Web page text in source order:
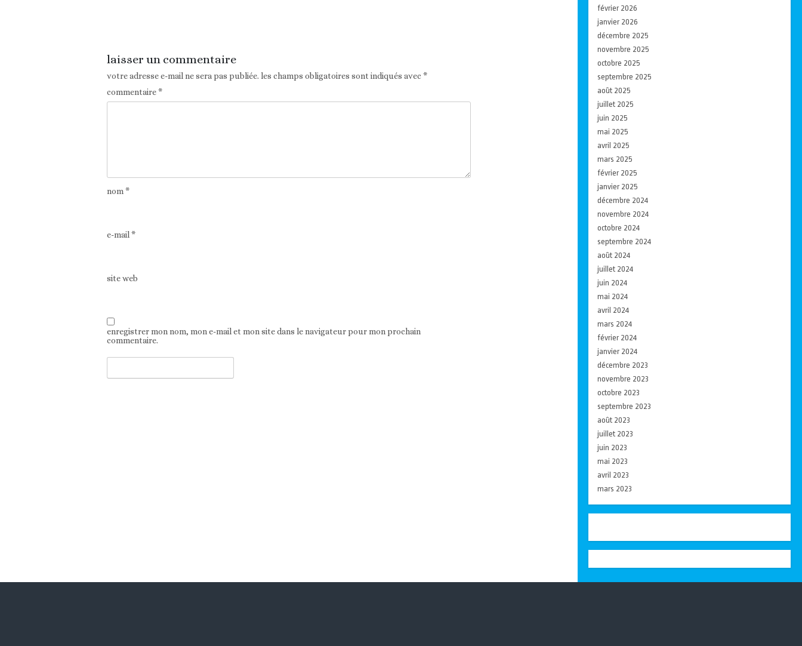
laisser un commentaire
votre adresse e-mail ne sera pas publiée. les champs obligatoires sont indiqués avec*
commentaire*
nom *
e-mail *
site web
enregistrer mon nom, mon e-mail et mon site dans le navigateur pour mon prochain
commentaire.
février 2026
janvier 2026
décembre 2025
novembre 2025
octobre 2025
septembre 2025
août 2025
juillet 2025
juin 2025
mai 2025
avril 2025
mars 2025
février 2025
janvier 2025
décembre 2024
novembre 2024
octobre 2024
septembre 2024
août 2024
juillet 2024
juin 2024
mai 2024
avril 2024
mars 2024
février 2024
janvier 2024
décembre 2023
novembre 2023
octobre 2023
septembre 2023
août 2023
juillet 2023
juin 2023
mai 2023
avril 2023
mars 2023